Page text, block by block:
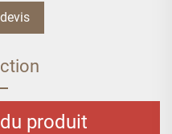
produit